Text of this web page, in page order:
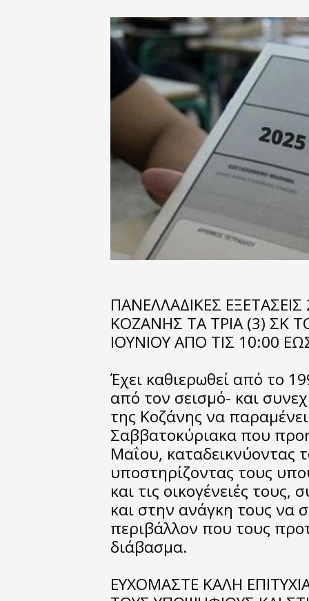
ΠΑΝΕΛΛΑΔΙΚΕΣ
ΚΟΖΑΝΗΣ ΤΑ ΤΡΙΑ (3) ΣΚ
ΙΟΥΝΙΟΥ ΑΠΟ ΤΙΣ 10:00
Έχει καθιερωθεί από το
από τον σεισμό- και
της Κοζάνης να
Σαββατοκύριακα που
Μαΐου, καταδεικνύοντας
υποστηρίζοντας τους
και τις οικογένειές
και στην ανάγκη τους να
περιβάλλον που τους
διάβασμα.
ΕΥΧΟΜΑΣΤΕ ΚΑΛΗ